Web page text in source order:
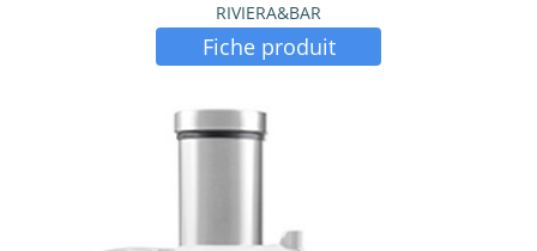
RIVIERA&BAR
Fiche produit